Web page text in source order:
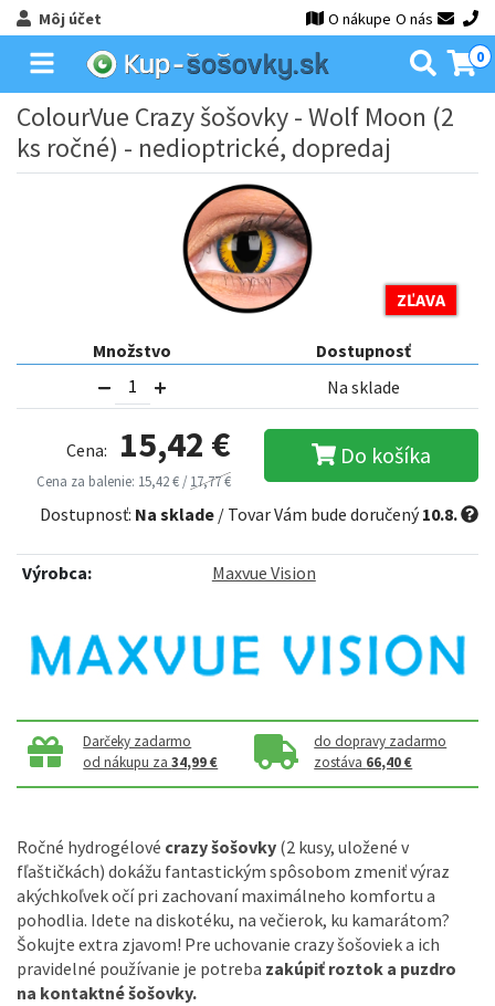
Môj účet O nákupe O nás
0
ColourVue Crazy šošovky - Wolf Moon (2
ks ročné) - nedioptrické, dopredaj
ZĽAVA
Množstvo
Dostupnosť
Na sklade
Cena: 15,42 €
Cena za balenie: 15,42 € /17,77 €
Do košíka
Dostupnosť: Na sklade / Tovar Vám bude doručený10.8.
Výrobca: Maxvue Vision
Darčeky zadarmo
od nákupu za34,99 €
do dopravy zadarmo
zostáva 66,40 €
Ročné hydrogélové crazy šošovky (2 kusy, uložené v
fľaštičkách) dokážu fantastickým spôsobom zmeniť výraz
akýchkoľvek očí pri zachovaní maximálneho komfortu a
pohodlia. Idete na diskotéku, na večierok, ku kamarátom?
Šokujte extra zjavom! Pre uchovanie crazy šošoviek a ich
pravidelné používanie je potreba zakúpiť roztok a puzdro
na kontaktné šošovky.